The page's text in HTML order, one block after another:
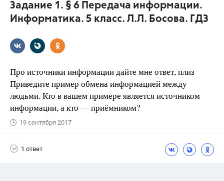
Задание 1. § 6 Передача информации.
Информатика. 5 класс. Л.Л. Босова. ГДЗ
Про источники информации дайте мне ответ, плиз
Приведите пример обмена информацией между
людьми. Кто в вашем примере является источником
информации, а кто — приёмником?
19 сентября 2017
1 ответ